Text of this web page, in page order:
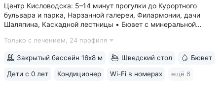
Центр Кисловодска: 5–14 минут прогулки до Курортного
бульвара и парка, Нарзанной галереи, Филармонии, дачи
Шаляпина, Каскадной лестницы • Бювет с минеральной
«Славяновская» (Железноводск), «Ессентуки № 4» •
Только с лечением, 24 профиля
Закрытый бассейн 16х8 м Шведский стол Бювет
Дети с 0 лет Кондиционер Wi-Fi в номерах ещё 6